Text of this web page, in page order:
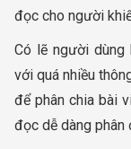
đọc cho người
Có lẽ người dùng
với quá nhiều
để phân chia bài
đọc dễ dàng phân